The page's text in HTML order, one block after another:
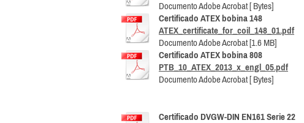
Documento Adobe Acrobat [ Bytes]
Certificado ATEX bobina 148
ATEX_certificate_for_coil_148_01.pdf
Documento Adobe Acrobat [1.6 MB]
Certificado ATEX bobina 808
PTB_10_ATEX_2013_x_engl_05.pdf
Documento Adobe Acrobat [ Bytes]
Certificado DVGW-DIN EN161 Serie 22